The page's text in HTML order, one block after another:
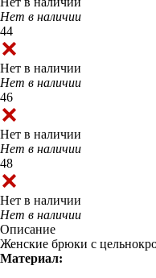
Нет в наличии
44
Нет в наличии
Нет в наличии
46
Нет в наличии
Нет в наличии
48
Нет в наличии
Нет в наличии
Описание
Женские брюки с
Материал: